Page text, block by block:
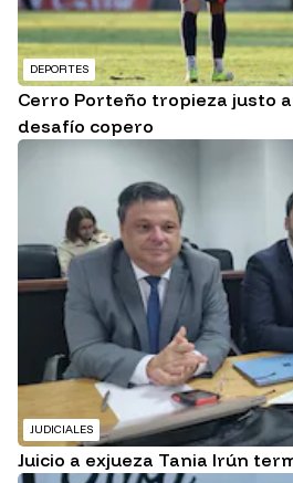
DEPORTES
Cerro Porteño tropieza justo
desafío copero
JUDICIALES
Juicio a exjueza Tania Irún